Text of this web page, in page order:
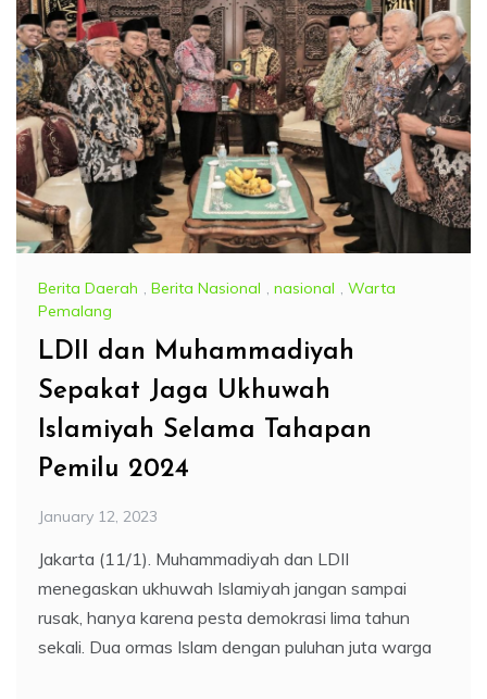
Berita Daerah , Berita Nasional , nasional , Warta
Pemalang
LDII dan Muhammadiyah
Sepakat Jaga Ukhuwah
Islamiyah Selama Tahapan
Pemilu 2024
January 12, 2023
Jakarta (11/1). Muhammadiyah dan LDII
menegaskan ukhuwah Islamiyah jangan sampai
rusak, hanya karena pesta demokrasi lima tahun
sekali. Dua ormas Islam dengan puluhan juta warga